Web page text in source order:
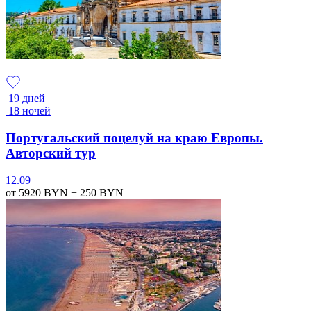
19 дней
18 ночей
Португальский поцелуй на краю Европы.
Авторский тур
12.09
от 5920 BYN + 250 BYN